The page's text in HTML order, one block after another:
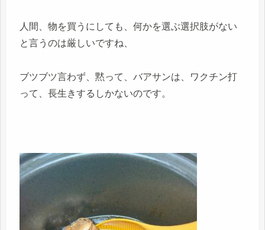
人間、物を買うにしても、何かを選ぶ選択肢がない
と言うのは厳しいですね、
ブツブツ言わず、黙って、バアサンは、ワクチン打
って、長生きするしかないのです。